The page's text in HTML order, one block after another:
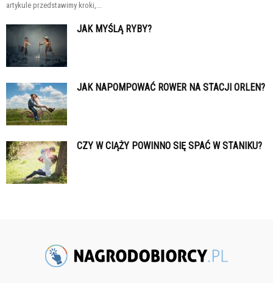
artykule przedstawimy kroki,...
JAK MYŚLĄ RYBY?
JAK NAPOMPOWAĆ ROWER NA STACJI ORLEN?
CZY W CIĄŻY POWINNO SIĘ SPAĆ W STANIKU?